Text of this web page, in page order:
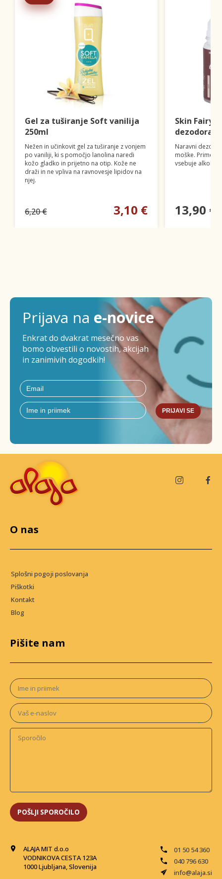
Gel za tuširanje Soft vanilija
250ml
Nežen in učinkovit gel za tuširanje z vonjem
po vaniliji, ki s pomočjo lanolina naredi
kožo gladko in prijetno na otip. Kože ne
draži in ne vpliva na ravnovesje lipidov na
njej.
6,20 € 3,10 €
Skin
Naravni
moške.
vsebuje
13,90 €
Prijava na e-novice
Enkrat do dvakrat mesečno vas
bomo obvestili o novostih, akcijah
in zanimivih dogodkih!
PRIJAVI SE
ALAJA MIT d.o.o
VODNIKOVA CESTA 123A
1000 Ljubljana, Slovenija
01 50 54 360
040 796 630
info@alaja.si
O nas
Splošni pogoji poslovanja
Piškotki
Kontakt
Blog
Pišite nam